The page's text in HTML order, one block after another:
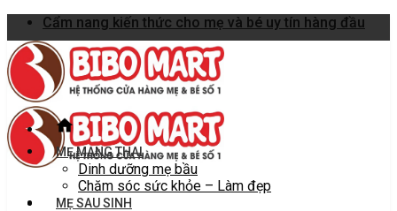
Skip
to
content
Cẩm nang kiến thức cho mẹ và bé uy tín hàng đầu
MẸ MANG THAI
Dinh dưỡng mẹ bầu
Chăm sóc sức khỏe – Làm đẹp
MẸ SAU SINH